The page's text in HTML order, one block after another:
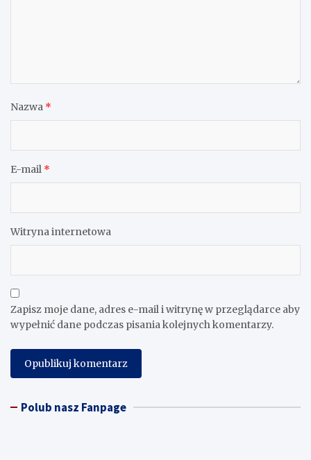
Nazwa *
E-mail *
Witryna internetowa
Zapisz moje dane, adres e-mail i witrynę w przeglądarce aby
wypełnić dane podczas pisania kolejnych komentarzy.
Polub nasz Fanpage